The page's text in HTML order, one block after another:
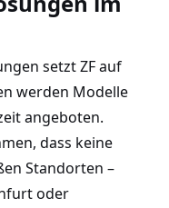
setzt ZF auf
werden Modelle
angeboten.
dass keine
Standorten –
oder